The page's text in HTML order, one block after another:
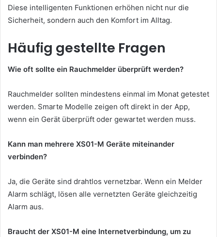
Diese intelligenten Funktionen erhöhen nicht nur die
Sicherheit, sondern auch den Komfort im Alltag.
Häufig gestellte Fragen
Wie oft sollte ein Rauchmelder überprüft werden?
Rauchmelder sollten mindestens einmal im Monat getestet
werden. Smarte Modelle zeigen oft direkt in der App,
wenn ein Gerät überprüft oder gewartet werden muss.
Kann man mehrere XS01-M Geräte miteinander
verbinden?
Ja, die Geräte sind drahtlos vernetzbar. Wenn ein Melder
Alarm schlägt, lösen alle vernetzten Geräte gleichzeitig
Alarm aus.
Braucht der XS01-M eine Internetverbindung, um zu